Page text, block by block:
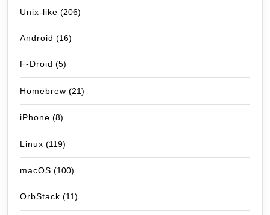
Unix-like (206)
Android (16)
F-Droid (5)
Homebrew (21)
iPhone (8)
Linux (119)
macOS (100)
OrbStack (11)